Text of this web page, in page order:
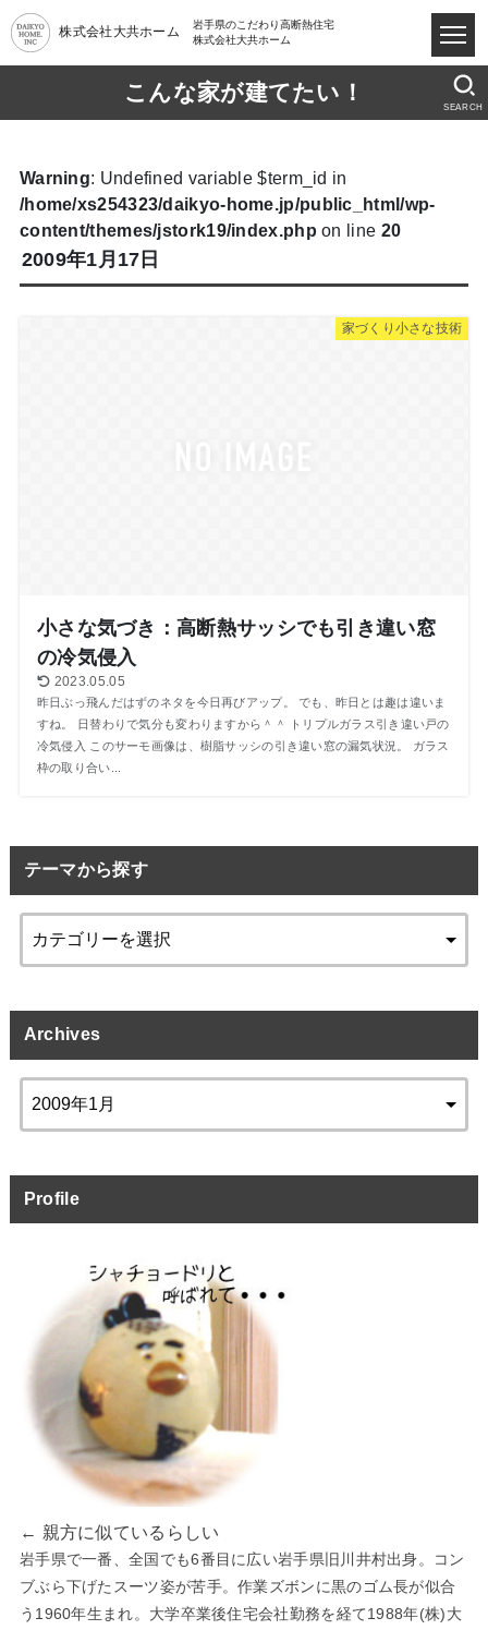
株式会社大共ホーム
岩手県のこだわり高断熱住宅
株式会社大共ホーム
こんな家が建てたい！
SEARCH
Warning: Undefined variable $term_id in
/home/xs254323/daikyo-home.jp/public_html/wp-
content/themes/jstork19/index.php on line 20
2009年1月17日
家づくり小さな技術
小さな気づき：高断熱サッシでも引き違い窓
の冷気侵入
2023.05.05
昨日ぶっ飛んだはずのネタを今日再びアップ。 でも、昨日とは趣は違いま
すね。 日替わりで気分も変わりますから＾＾ トリプルガラス引き違い戸の
冷気侵入 このサーモ画像は、樹脂サッシの引き違い窓の漏気状況。 ガラス
枠の取り合い...
テーマから探す
Archives
Profile
← 親方に似ているらしい
岩手県で一番、全国でも6番目に広い岩手県旧川井村出身。コン
ブぶら下げたスーツ姿が苦手。作業ズボンに黒のゴム長が似合
う1960年生まれ。大学卒業後住宅会社勤務を経て1988年(株)大